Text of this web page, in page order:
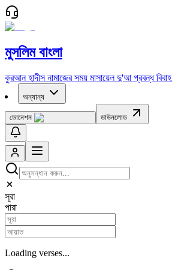
মুসলিম বাংলা
কুরআন হাদীস নামাজের সময় মাসায়েল দু'আ প্রবন্ধ বিবাহ
অন্যান্য
ডোনেশন ডাউনলোড
সূরা
পারা
Loading verses...